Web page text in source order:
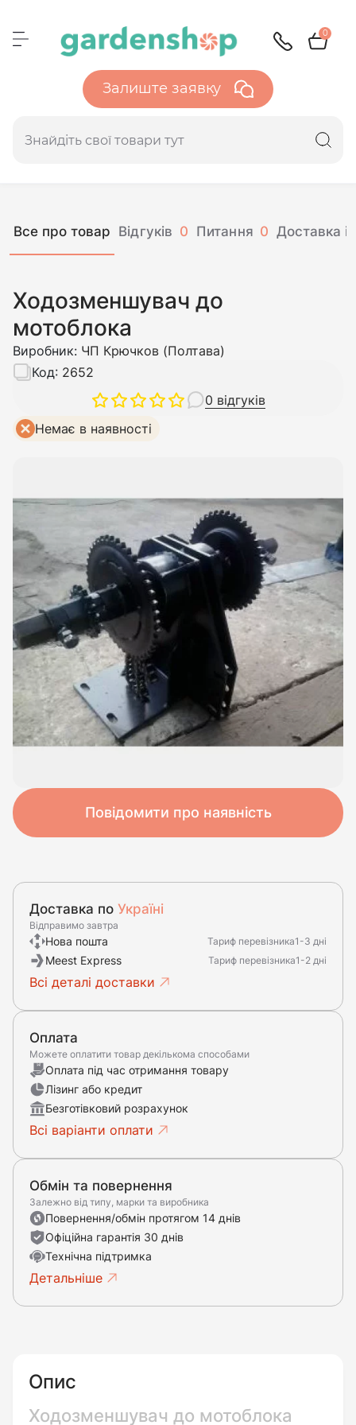
0
Залиште заявку
Все про товар Відгуків 0 Питання 0 Доставка і
Ходозменшувач до
мотоблока
Виробник: ЧП Крючков (Полтава)
0 відгуків
Код: 2652
Немає в наявності
Повідомити про наявність
Доставка по Україні
Відправимо завтра
Нова пошта Тариф перевізника1-3 дні
Meest Express Тариф перевізника1-2 дні
Всі деталі доставки
Оплата
Можете оплатити товар декількома способами
Оплата під час отримання товару
Лізинг або кредит
Безготівковий розрахунок
Всі варіанти оплати
Обмін та повернення
Залежно від типу, марки та виробника
Повернення/обмін протягом 14 днів
Офіційна гарантія 30 днів
Технічна підтримка
Детальніше
Опис
Ходозменшувач до мотоблока